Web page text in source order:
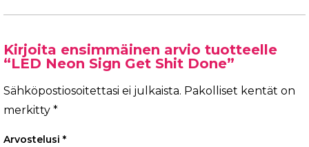
Kirjoita ensimmäinen arvio tuotteelle
“LED Neon Sign Get Shit Done”
Sähköpostiosoitettasi ei julkaista. Pakolliset kentät on
merkitty *
Arvostelusi *